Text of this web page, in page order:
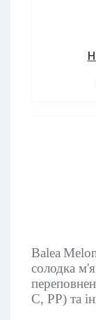
Balea
солодка
С, РР) та